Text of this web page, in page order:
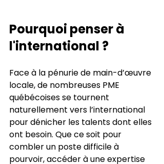
Pourquoi penser à
l'international ?
Face à la pénurie de main-d’œuvre
locale, de nombreuses PME
québécoises se tournent
naturellement vers l’international
pour dénicher les talents dont elles
ont besoin. Que ce soit pour
combler un poste difficile à
pourvoir, accéder à une expertise